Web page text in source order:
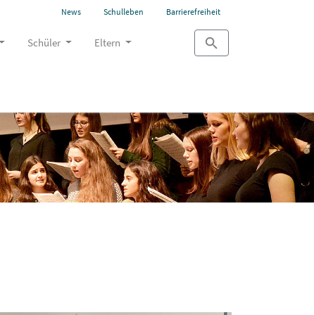
News Schulleben Barrierefreiheit
Schüler Eltern